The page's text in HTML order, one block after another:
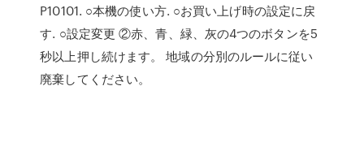
P10101. ○本機の使い方. ○お買い上げ時の設定に戻
す. ○設定変更 ②赤、青、緑、灰の4つのボタンを5
秒以上押し続けます。 地域の分別のルールに従い
廃棄してください。